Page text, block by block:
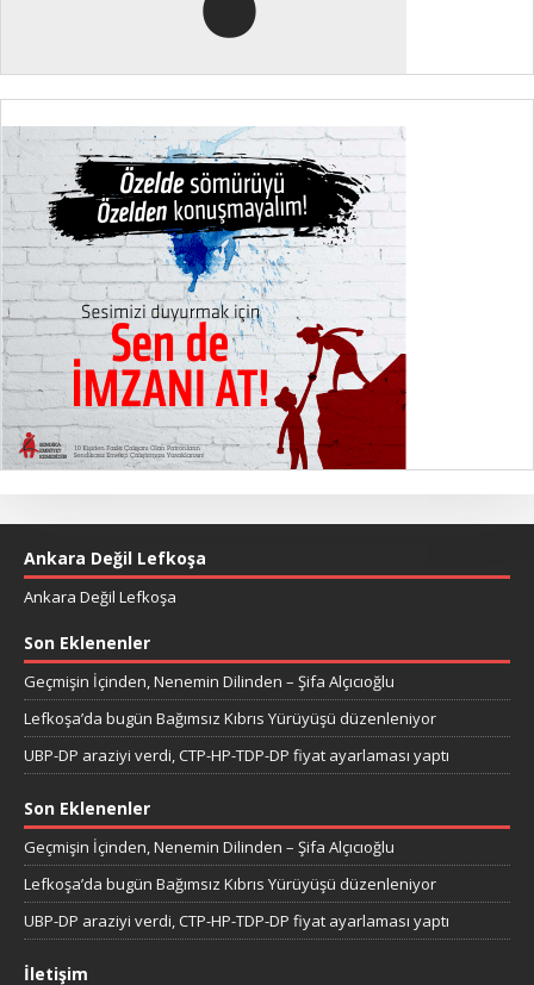
Ankara Değil Lefkoşa
Ankara Değil Lefkoşa
Son Eklenenler
Geçmişin İçinden, Nenemin Dilinden – Şifa Alçıcıoğlu
Lefkoşa’da bugün Bağımsız Kıbrıs Yürüyüşü düzenleniyor
UBP-DP araziyi verdi, CTP-HP-TDP-DP fiyat ayarlaması yaptı
Son Eklenenler
Geçmişin İçinden, Nenemin Dilinden – Şifa Alçıcıoğlu
Lefkoşa’da bugün Bağımsız Kıbrıs Yürüyüşü düzenleniyor
UBP-DP araziyi verdi, CTP-HP-TDP-DP fiyat ayarlaması yaptı
İletişim